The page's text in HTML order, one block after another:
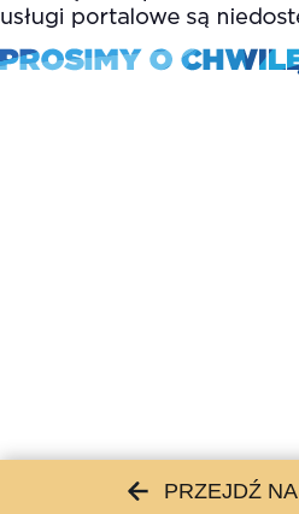
PRZEJDŹ NA